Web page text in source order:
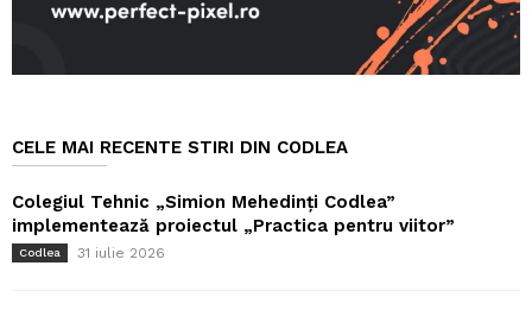
CELE MAI RECENTE STIRI DIN CODLEA
Colegiul Tehnic „Simion Mehedinți Codlea”
implementează proiectul „Practica pentru viitor”
Codlea 31 iulie 2026